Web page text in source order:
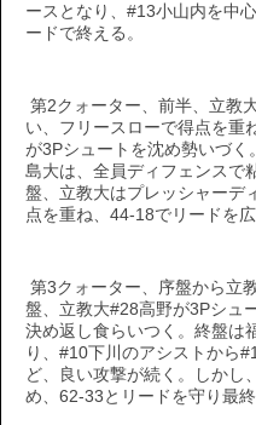
ースとなり、#13小山内を中
ードで終える。
第2クォーター、前半、立教
い、フリースローで得点を重
が3Pシュートを沈め勢いづ
島大は、全員ディフェンスで
盤、立教大はプレッシャーデ
点を重ね、44-18でリードを広
第3クォーター、序盤から立
盤、立教大#28高野が3Pシュ
決め返し食らいつく。終盤は
り、#10下川のアシストから
ど、良い攻撃が続く。しかし
め、62-33とリードを守り最終